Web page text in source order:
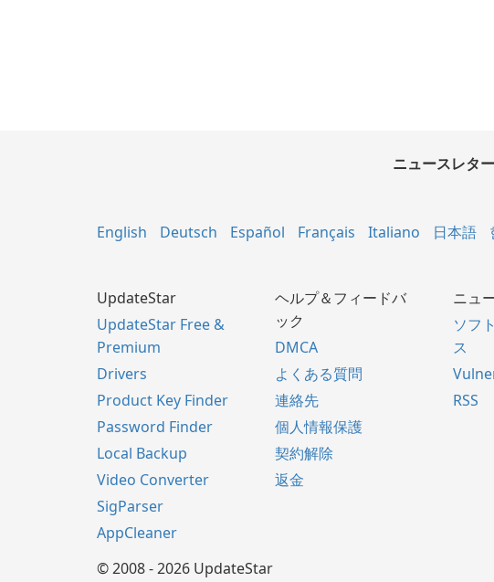
ニュースレター
English Deutsch Español Français Italiano 日本語
UpdateStar
UpdateStar Free &
Premium
Drivers
Product Key Finder
Password Finder
Local Backup
Video Converter
SigParser
AppCleaner
ヘルプ＆フィードバ
ック
DMCA
よくある質問
連絡先
個人情報保護
契約解除
返金
ニュ
ソフ
ス
RSS
© 2008 - 2026 UpdateStar